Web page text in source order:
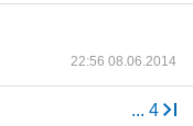
22:56 08.06.2014
... 4